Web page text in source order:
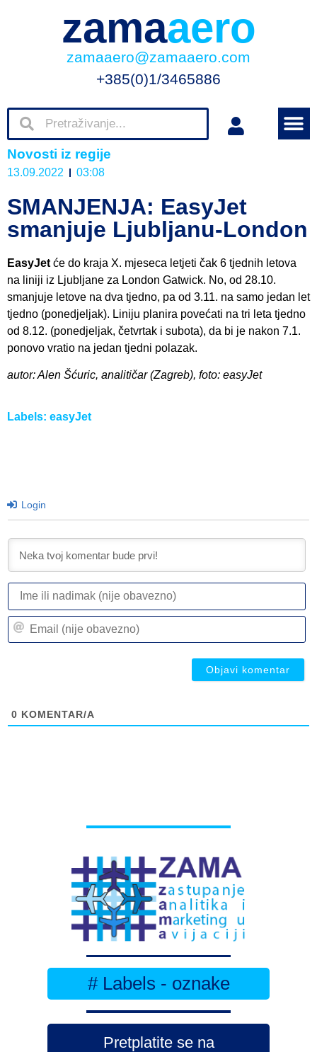
zamaaero
zamaaero@zamaaero.com
+385(0)1/3465886
Novosti iz regije
13.09.2022 03:08
SMANJENJA: EasyJet
smanjuje Ljubljanu-London
EasyJet će do kraja X. mjeseca letjeti čak 6 tjednih letova
na liniji iz Ljubljane za London Gatwick. No, od 28.10.
smanjuje letove na dva tjedno, pa od 3.11. na samo jedan let
tjedno (ponedjeljak). Liniju planira povećati na tri leta tjedno
od 8.12. (ponedjeljak, četvrtak i subota), da bi je nakon 7.1.
ponovo vratio na jedan tjedni polazak.
autor: Alen Šćuric, analitičar (Zagreb), foto: easyJet
Labels: easyJet
Login
0 KOMENTAR/A
# Labels - oznake
Pretplatite se na